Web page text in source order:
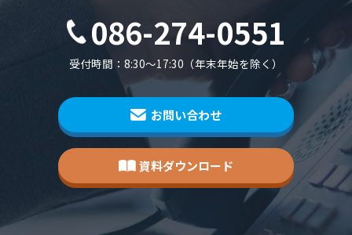
086-274-0551
受付時間：8:30～17:30（年末年始を除く）
お問い合わせ
資料ダウンロード